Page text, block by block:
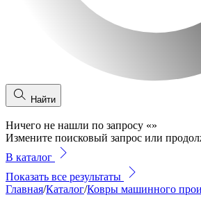
Найти
Ничего не нашли по запросу «»
Измените поисковый запрос или
В каталог
Показать все результаты
Главная/Каталог/Ковры машинного